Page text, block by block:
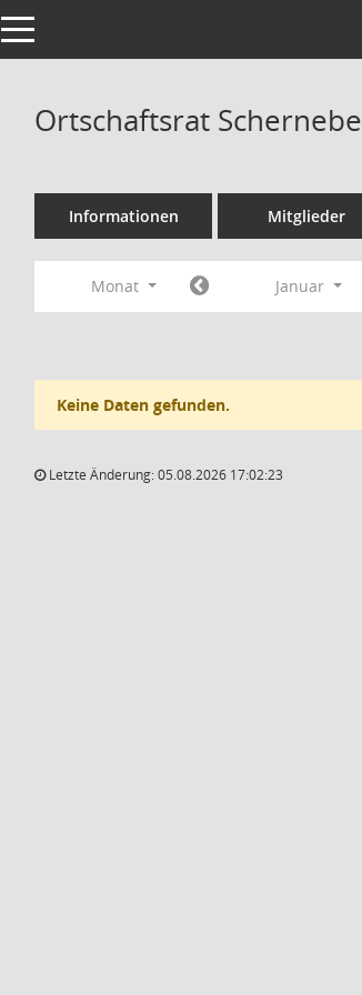
Toggle navigation
Ortschaftsrat
Informationen Mitglieder
Monat Januar
Keine Daten gefunden.
Letzte Änderung: 05.08.2026 17:02:23